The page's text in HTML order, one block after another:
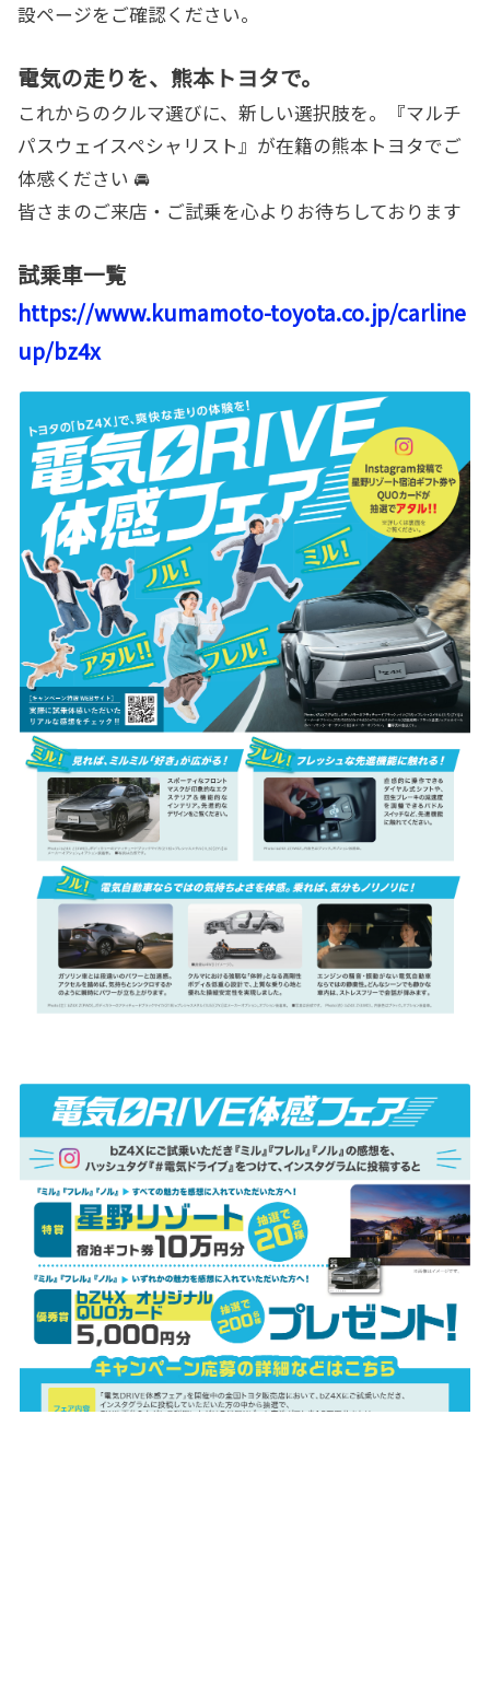
設ページをご確認ください。
電気の走りを、熊本トヨタで。
これからのクルマ選びに、新しい選択肢を。『マルチ
パスウェイスペシャリスト』が在籍の熊本トヨタでご
体感ください 🚘
皆さまのご来店・ご試乗を心よりお待ちしております
試乗車一覧
https://www.kumamoto-toyota.co.jp/carline
up/bz4x